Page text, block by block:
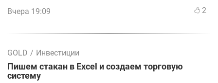
Вчера 19:09 2
GOLD / Инвестиции
Пишем стакан в Excel и создаем торговую
систему